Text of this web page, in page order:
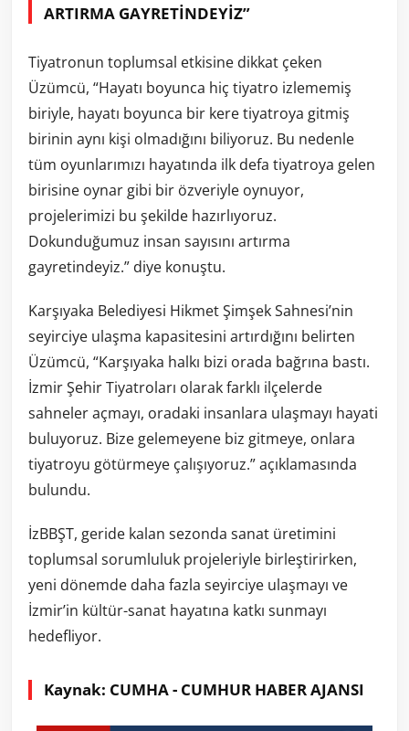
ARTIRMA GAYRETİNDEYİZ”
Tiyatronun toplumsal etkisine dikkat çeken
Üzümcü, “Hayatı boyunca hiç tiyatro izlememiş
biriyle, hayatı boyunca bir kere tiyatroya gitmiş
birinin aynı kişi olmadığını biliyoruz. Bu nedenle
tüm oyunlarımızı hayatında ilk defa tiyatroya gelen
birisine oynar gibi bir özveriyle oynuyor,
projelerimizi bu şekilde hazırlıyoruz.
Dokunduğumuz insan sayısını artırma
gayretindeyiz.” diye konuştu.
Karşıyaka Belediyesi Hikmet Şimşek Sahnesi’nin
seyirciye ulaşma kapasitesini artırdığını belirten
Üzümcü, “Karşıyaka halkı bizi orada bağrına bastı.
İzmir Şehir Tiyatroları olarak farklı ilçelerde
sahneler açmayı, oradaki insanlara ulaşmayı hayati
buluyoruz. Bize gelemeyene biz gitmeye, onlara
tiyatroyu götürmeye çalışıyoruz.” açıklamasında
bulundu.
İzBBŞT, geride kalan sezonda sanat üretimini
toplumsal sorumluluk projeleriyle birleştirirken,
yeni dönemde daha fazla seyirciye ulaşmayı ve
İzmir’in kültür-sanat hayatına katkı sunmayı
hedefliyor.
Kaynak: CUMHA - CUMHUR HABER AJANSI